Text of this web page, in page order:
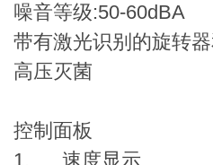
噪音等级:50-60dBA
带有激光识别的旋转
高压灭菌
控制面板
1. 速度显示